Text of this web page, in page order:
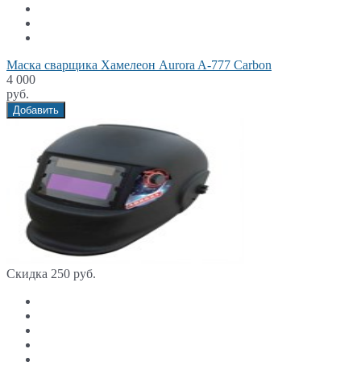
Маска сварщика Хамелеон Aurora A-777 Carbon
4 000
руб.
Добавить
Скидка 250 руб.